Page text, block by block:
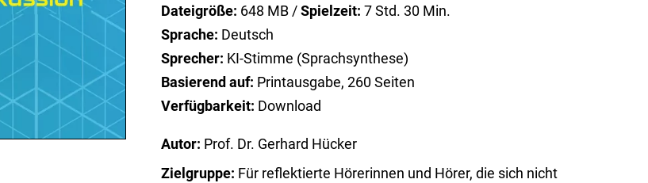
Dateigröße: 648 MB /Spielzeit: 7 Std. 30 Min.
Sprache: Deutsch
Sprecher: KI-Stimme (Sprachsynthese)
Basierend auf: Printausgabe, 260 Seiten
Verfügbarkeit: Download
Autor: Prof. Dr. Gerhard Hücker
Zielgruppe: Für reflektierte Hörerinnen und Hörer, die sich nicht